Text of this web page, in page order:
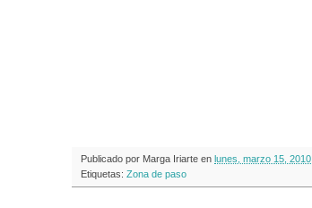
Publicado por Marga Iriarte en lunes, marzo 15, 2010
Etiquetas: Zona de paso